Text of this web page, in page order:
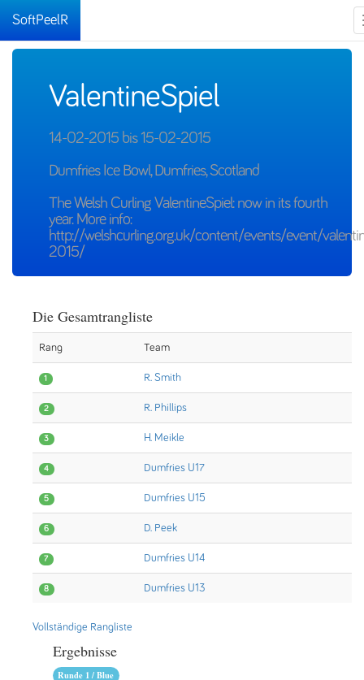
SoftPeelR
ValentineSpiel
14-02-2015 bis 15-02-2015
Dumfries Ice Bowl, Dumfries, Scotland
The Welsh Curling ValentineSpiel: now in its fourth
year. More info:
http://welshcurling.org.uk/content/events/event/
2015/
Die Gesamtrangliste
Rang Team
1 R. Smith
2 R. Phillips
3 H. Meikle
4 Dumfries U17
5 Dumfries U15
6 D. Peek
7 Dumfries U14
8 Dumfries U13
Vollständige Rangliste
Ergebnisse
Runde 1 / Blue